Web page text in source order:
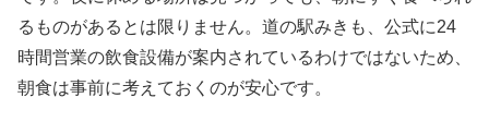
るものがあるとは限りません。道の駅みきも、公式に24
時間営業の飲食設備が案内されているわけではないため、
朝食は事前に考えておくのが安心です。